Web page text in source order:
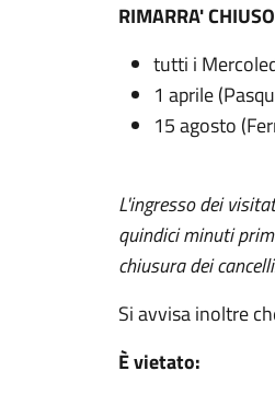
RIMARRA'
tutti i
1 aprile
15 agosto
L'ingresso dei
quindici minuti
chiusura dei
Si avvisa inoltre
È vietato: